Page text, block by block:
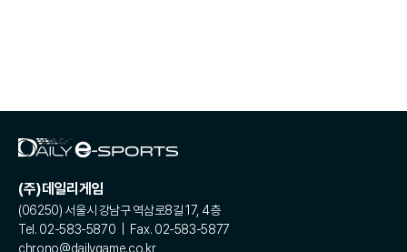
(주)데일리게임
(06250) 서울시 강남구 역삼로8길 17, 4층
Tel. 02-583-5870 | Fax. 02-583-5877
chrono@dailygame.co.kr